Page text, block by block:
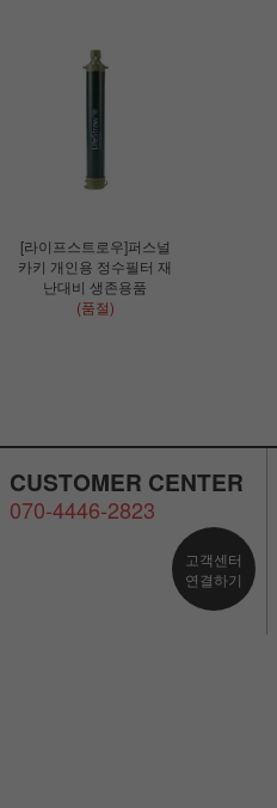
[라이프스트로우]퍼스널
카키 개인용 정수필터 재
난대비 생존용품
(품절)
CUSTOMER CENTER
070-4446-2823
고객센터
연결하기